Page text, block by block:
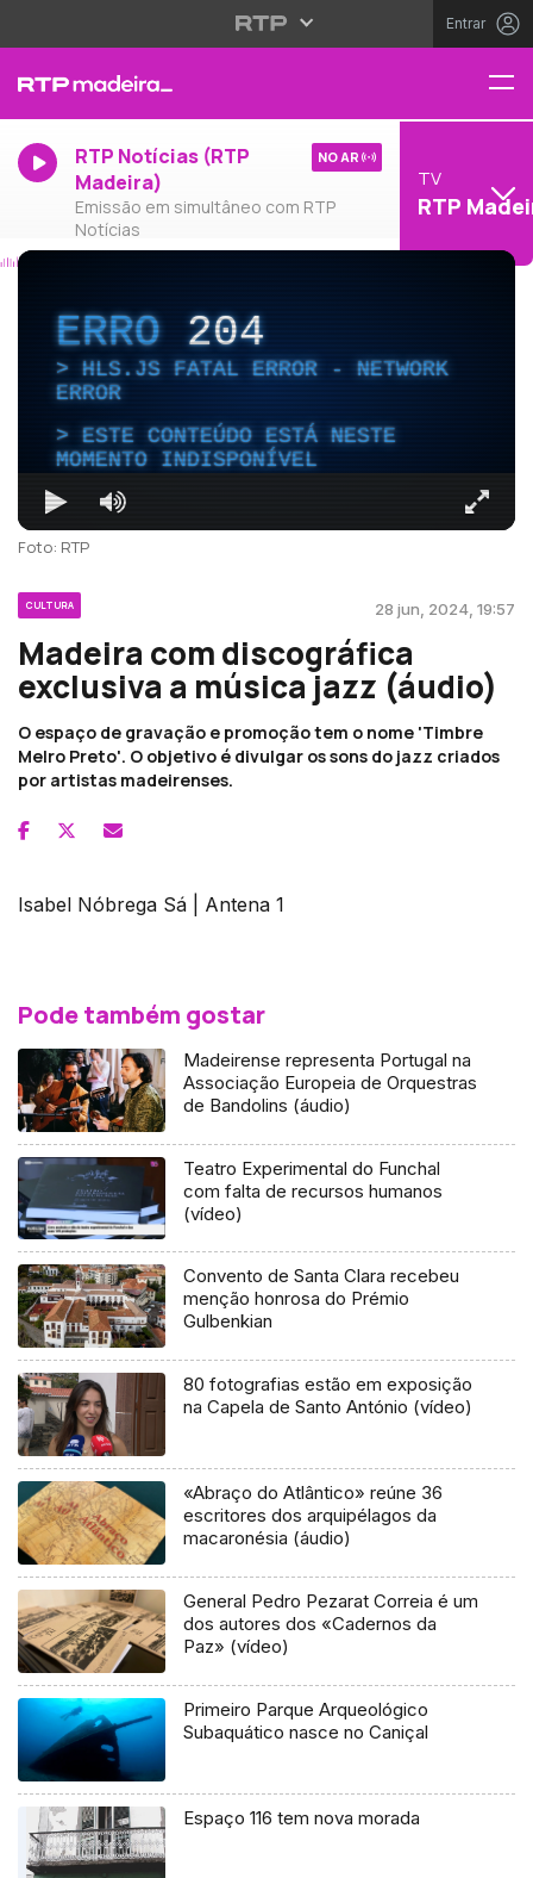
Entrar
RTP Notícias (RTP
Madeira)
Emissão em simultâneo com RTP
Notícias
NO AR
TV
RTP
ERRO204
HLS.JS FATAL ERROR - NETWORK
ERROR
ESTE CONTEÚDO ESTÁ NESTE
MOMENTO INDISPONÍVEL
Foto: RTP
CULTURA 28 jun, 2024, 19:57
Madeira com discográfica
exclusiva a música jazz (áudio)
O espaço de gravação e promoção tem o nome 'Timbre
Melro Preto'. O objetivo é divulgar os sons do jazz criados
por artistas madeirenses.
Isabel Nóbrega Sá | Antena 1
Pode também gostar
Madeirense representa Portugal na
Associação Europeia de Orquestras
de Bandolins (áudio)
Teatro Experimental do Funchal
com falta de recursos humanos
(vídeo)
Convento de Santa Clara recebeu
menção honrosa do Prémio
Gulbenkian
80 fotografias estão em exposição
na Capela de Santo António (vídeo)
«Abraço do Atlântico» reúne 36
escritores dos arquipélagos da
macaronésia (áudio)
General Pedro Pezarat Correia é um
dos autores dos «Cadernos da
Paz» (vídeo)
Primeiro Parque Arqueológico
Subaquático nasce no Caniçal
Espaço 116 tem nova morada